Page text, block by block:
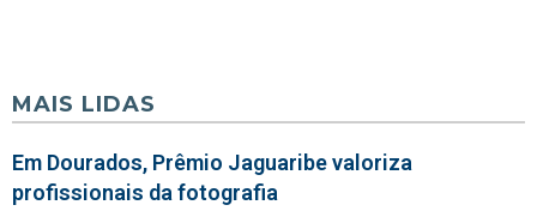
MAIS LIDAS
Em Dourados, Prêmio Jaguaribe valoriza
profissionais da fotografia